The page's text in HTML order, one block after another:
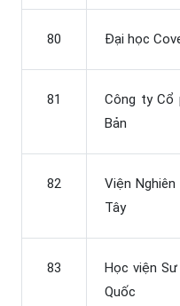
80 Đại học
81
Công ty Cổ
Bản
82
Viện
Tây
83
Học viện
Quốc